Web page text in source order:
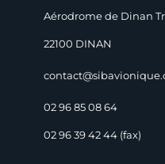
Aérodrome de Dinan
22100 DINAN
02 96 85 08 64
02 96 39 42 44 (fax)